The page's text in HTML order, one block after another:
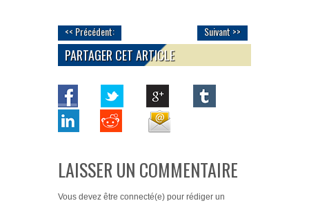
<< Précédent: Suivant >>
PARTAGER CET ARTICLE
LAISSER UN COMMENTAIRE
Vous devez être connecté(e) pour rédiger un